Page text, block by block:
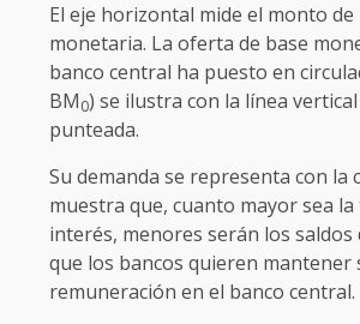
El eje horizontal mide el monto de
monetaria. La oferta de base
banco central ha puesto en
BM0) se ilustra con la línea
punteada.
Su demanda se representa con la
muestra que, cuanto mayor sea la
interés, menores serán los saldos
que los bancos quieren mantener
remuneración en el banco central.